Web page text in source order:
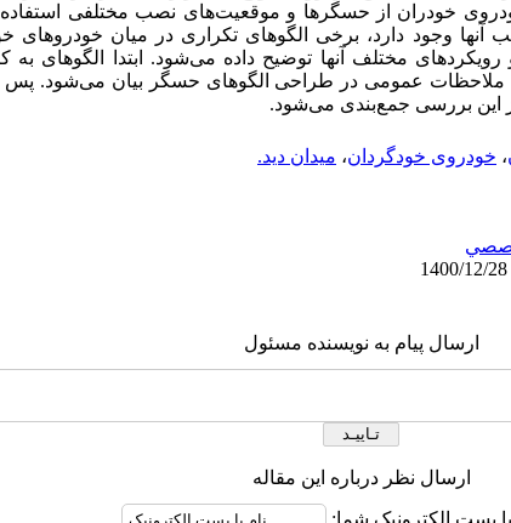
خودران از حسگرها و موقعیت‌های نصب مختلفی استفاده
وجود دارد، برخی الگوهای تکراری در میان خودروهای
مختلف آنها توضیح داده می‌شود. ابتدا الگوهای به
عمومی در طراحی الگوهای حسگر بیان می‌شود. پس
این بررسی جمع‌بندی می‌شود.
، خودروی خودگردان، میدان دید.
ارسال پیام به نویسنده مسئول
ارسال نظر درباره این مقاله
پست الکترونیک شما: